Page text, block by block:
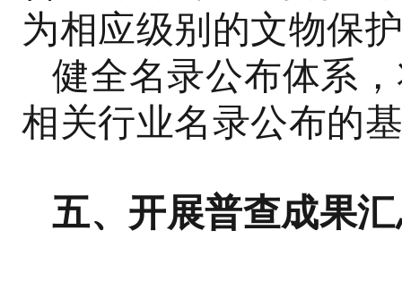
为相应级别的文物保
健全名录公布体系
相关行业名录公布的
五、开展普查成果